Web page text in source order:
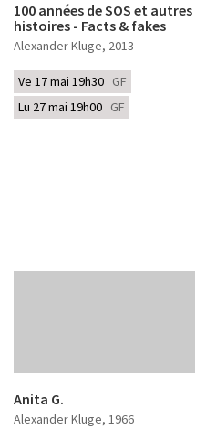
100 années de SOS et autres
histoires - Facts & fakes
Alexander Kluge, 2013
Ve 17 mai 19h30 GF
Lu 27 mai 19h00 GF
Anita G.
Alexander Kluge, 1966